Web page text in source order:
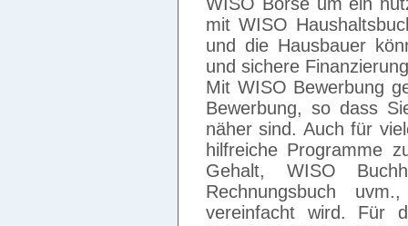
mit WISO
und die Hausbauer
und sichere
Mit WISO Bewerbung
Bewerbung, so dass
näher sind. Auch für
hilfreiche Programme
Gehalt, WISO
Rechnungsbuch
vereinfacht wird. Für